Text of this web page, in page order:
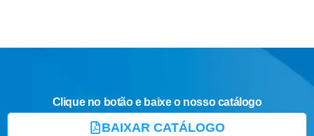
Clique no botão e baixe o nosso catálogo
BAIXAR CATÁLOGO